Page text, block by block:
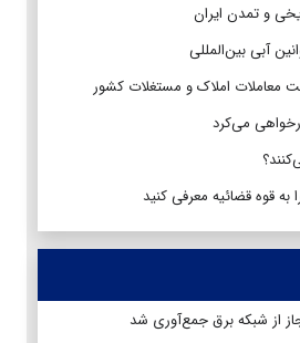
و تمدن ایران
آبی بین‌المللی
معاملات املاک و مستغلات کشور
می‌کرد
قوه قضائیه معرفی کنید